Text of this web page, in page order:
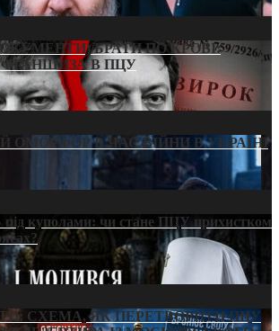
БРАТИ ПО КРОВІ:
В ПЦУ
ОМОРФОР В ЧАС ВІЙНИ В УКРАЇНІ
під куполами: чи стане ПЦУ прихистком
СХЕМА, ЯК ПЕРЕТВОРИТИ ПЦУ